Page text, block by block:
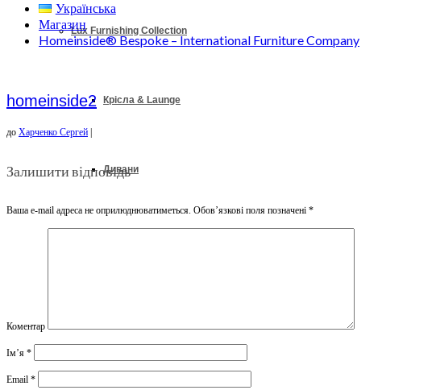
Lux Furnishing Collection
Крісла & Launge
Дивани
Українська
Магазин
Homeinside® Bespoke – International Furniture Company
homeinside2
до Харченко Сергей
Залишити відповідь
Ваша e-mail адреса не оприлюднюватиметься. Обов’язкові поля позначені *
Коментар
Ім’я *
Email *